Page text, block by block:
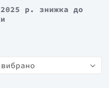
р. знижка до